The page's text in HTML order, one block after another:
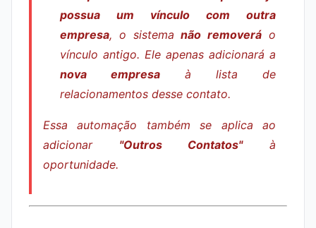
possua um vínculo com outra
empresa, o sistemanão removerá o
vínculo antigo. Ele apenas adicionará a
nova empresa à lista de
relacionamentos desse contato.
Essa automação também se aplica ao
adicionar "Outros Contatos"à
oportunidade.